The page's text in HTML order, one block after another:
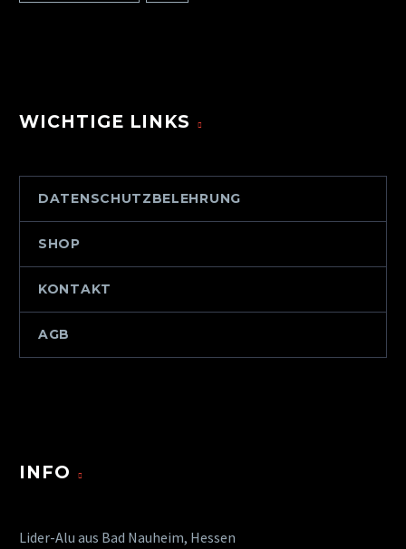
WICHTIGE LINKS
DATENSCHUTZBELEHRUNG
SHOP
KONTAKT
AGB
INFO
Lider-Alu aus Bad Nauheim, Hessen